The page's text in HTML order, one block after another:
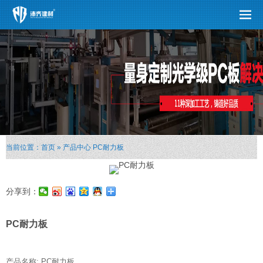
当前位置：首页 » 产品中心 PC耐力板
分享到：
PC耐力板